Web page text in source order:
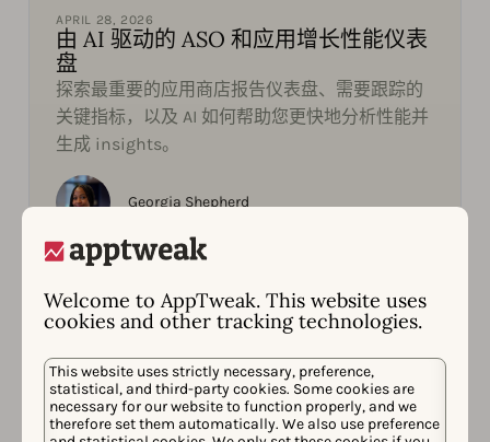
Welcome to AppTweak. This website uses
cookies and other tracking technologies.
This website uses strictly necessary, preference,
statistical, and third-party cookies. Some cookies are
necessary for our website to function properly, and we
therefore set them automatically. We also use preference
APRIL 28, 2026
由 AI 驱动的 ASO 和应用增长性能仪表
盘
探索最重要的应用商店报告仪表盘、需要跟踪的
关键指标，以及 AI 如何帮助您更快地分析性能并
生成 insights。
Georgia Shepherd